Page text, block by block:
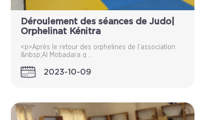
Déroulement des séances de Judo|
Orphelinat Kénitra
<p>Après le retour des orphelines de l’association
&nbsp;Al Mobadara q ...
2023-10-09